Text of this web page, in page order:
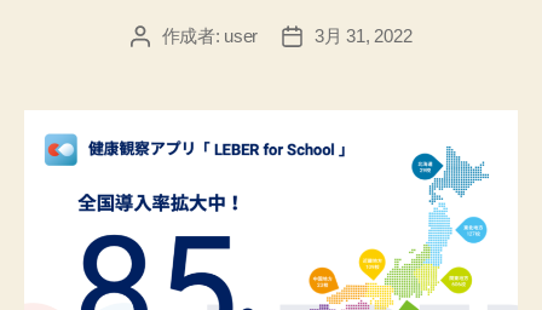
投 作成者: user
投
3月 31, 2022